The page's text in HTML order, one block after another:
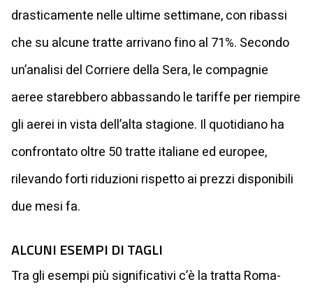
drasticamente nelle ultime settimane, con ribassi
che su alcune tratte arrivano fino al 71%. Secondo
un’analisi del Corriere della Sera, le compagnie
aeree starebbero abbassando le tariffe per riempire
gli aerei in vista dell’alta stagione. Il quotidiano ha
confrontato oltre 50 tratte italiane ed europee,
rilevando forti riduzioni rispetto ai prezzi disponibili
due mesi fa.
ALCUNI ESEMPI DI TAGLI
Tra gli esempi più significativi c’è la tratta Roma-